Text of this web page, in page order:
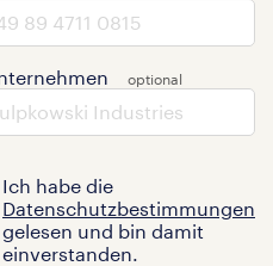
Ich habe die
Datenschutzbestimmungen
gelesen und bin damit
einverstanden.